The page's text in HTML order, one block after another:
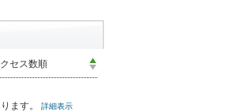
ます。
詳細表示